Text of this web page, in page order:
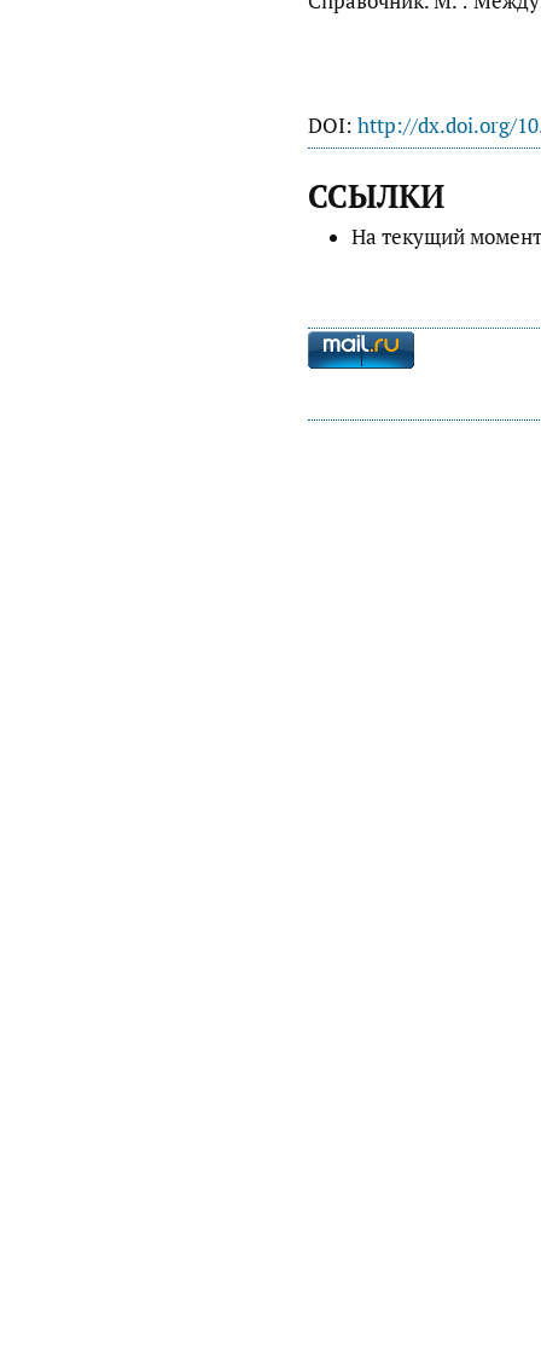
DOI: http://dx.doi.org/
ССЫЛКИ
На текущий